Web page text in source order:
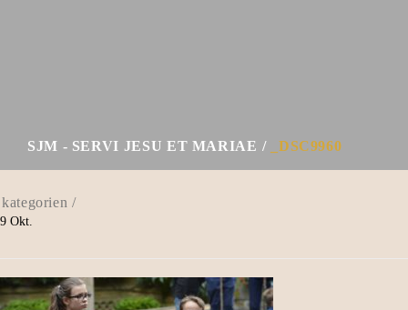
SJM - SERVI JESU ET MARIAE _DSC9960
9 Okt.